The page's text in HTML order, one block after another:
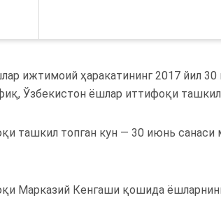
ижтимоий ҳаракатининг 2017 йил 30
Ўзбекистон ёшлар иттифоқи
ташкил топган кун — 30 июнь санаси
Марказий Кенгаши қошида